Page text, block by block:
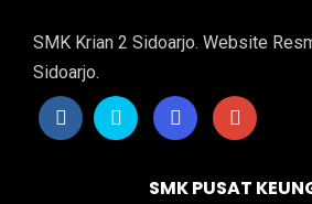
SMK Krian 2 Sidoarjo. Website
Sidoarjo.
SMK PUSAT